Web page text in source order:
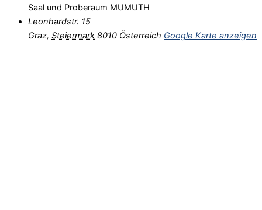
Saal und Proberaum MUMUTH
Leonhardstr. 15
Graz, Steiermark 8010 Österreich Google Karte anzeigen